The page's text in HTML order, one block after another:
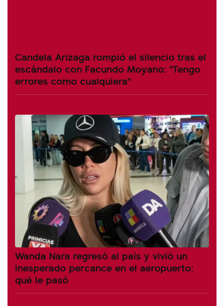
Candela Arizaga rompió el silencio tras el
escándalo con Facundo Moyano: "Tengo
errores como cualquiera"
Wanda Nara regresó al país y vivió un
inesperado percance en el aeropuerto:
qué le pasó